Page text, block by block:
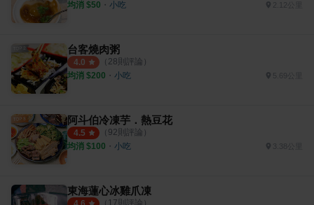
均消 $50 ・ 小吃
台客燒肉粥
4.0 （ 28則評論）
均消 $200 ・ 小吃 5.69公里
阿斗伯冷凍芋．熱豆花
4.5 （ 92則評論）
均消 $100 ・ 小吃
東海蓮心冰雞爪凍
（ 17則評論）